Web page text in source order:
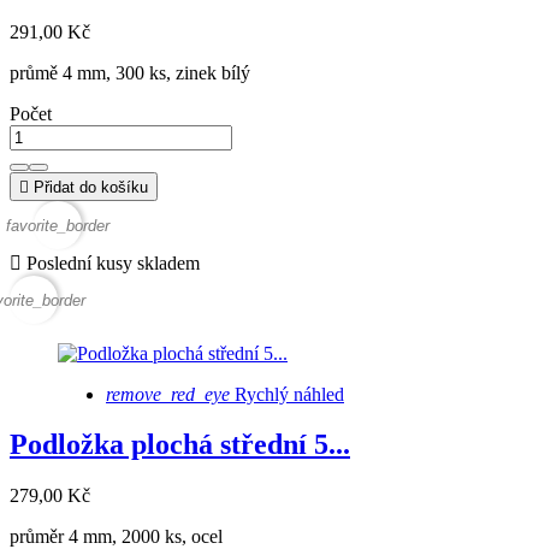
291,00 Kč
průmě 4 mm, 300 ks, zinek bílý
Počet
 Přidat do košíku
favorite_border
 Poslední kusy skladem
remove_red_eye Rychlý náhled
Podložka plochá střední 5...
279,00 Kč
průměr 4 mm, 2000 ks, ocel